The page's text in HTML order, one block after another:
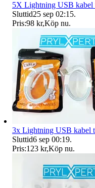
5X Lightning USB kabel
Sluttid25 sep 02:15.
Pris:98 kr,Köp nu.
3x Lightning USB kabel
Sluttid6 sep 00:19.
Pris:123 kr,Köp nu.